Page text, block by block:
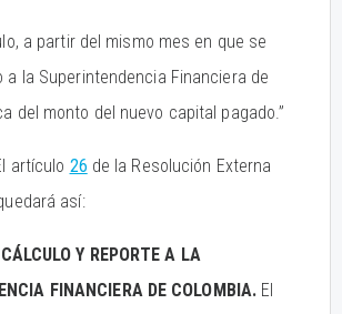
a partir del mismo mes en que se
a la Superintendencia Financiera de
del monto del nuevo capital pagado.”
artículo 26 de la Resolución Externa
así:
Y REPORTE A LA
FINANCIERA DE COLOMBIA. El